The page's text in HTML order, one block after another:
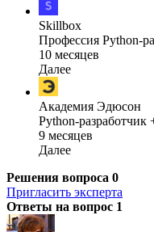
Skillbox
Профессия Python-
10 месяцев
Далее
Академия Эдюсон
Python-
9 месяцев
Далее
Решения вопроса 0
Пригласить эксперта
Ответы на вопрос 1